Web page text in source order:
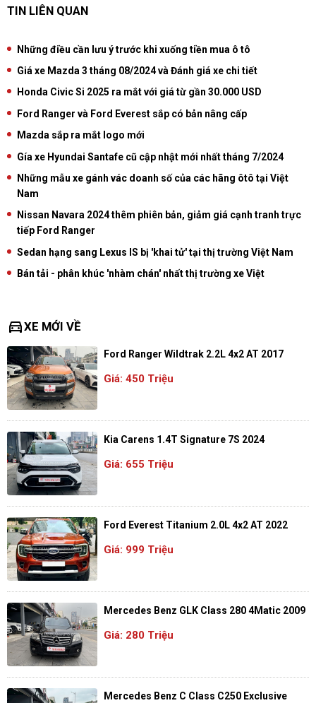
TIN LIÊN QUAN
Những điều cần lưu ý trước khi xuống tiền mua ô tô
Giá xe Mazda 3 tháng 08/2024 và Đánh giá xe chi tiết
Honda Civic Si 2025 ra mắt với giá từ gần 30.000 USD
Ford Ranger và Ford Everest sắp có bản nâng cấp
Mazda sắp ra mắt logo mới
Gía xe Hyundai Santafe cũ cập nhật mới nhất tháng 7/2024
Những mẫu xe gánh vác doanh số của các hãng ôtô tại Việt
Nam
Nissan Navara 2024 thêm phiên bản, giảm giá cạnh tranh trực
tiếp Ford Ranger
Sedan hạng sang Lexus IS bị 'khai tử' tại thị trường Việt Nam
Bán tải - phân khúc 'nhàm chán' nhất thị trường xe Việt
directions_carXE MỚI VỀ
Ford Ranger Wildtrak 2.2L 4x2 AT 2017
Giá: 450 Triệu
Kia Carens 1.4T Signature 7S 2024
Giá: 655 Triệu
Ford Everest Titanium 2.0L 4x2 AT 2022
Giá: 999 Triệu
Mercedes Benz GLK Class 280 4Matic 2009
Giá: 280 Triệu
Mercedes Benz C Class C250 Exclusive